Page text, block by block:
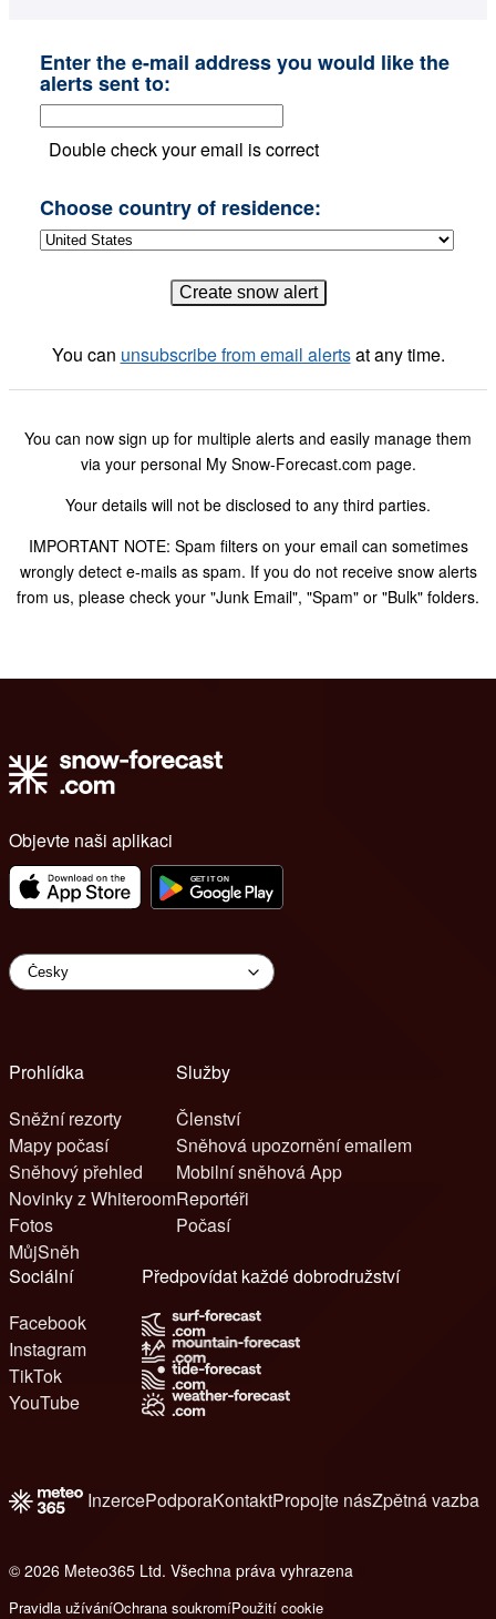
Enter the e-mail address you would like the
alerts sent to:
Double check your email is correct
Choose country of residence:
You can unsubscribe from email alertsat any time.
You can now sign up for multiple alerts and easily manage them
via your personal My Snow-Forecast.com page.
Your details will not be disclosed to any third parties.
IMPORTANT NOTE: Spam filters on your email can sometimes
wrongly detect e-mails as spam. If you do not receive snow alerts
from us, please check your "Junk Email", "Spam" or "Bulk" folders.
Objevte naši aplikaci
Prohlídka
Sněžní rezorty
Mapy počasí
Sněhový přehled
Novinky z Whiteroom
Fotos
MůjSněh
Služby
Členství
Sněhová upozornění emailem
Mobilní sněhová App
Reportéři
Počasí
Sociální
Facebook
Instagram
TikTok
YouTube
Předpovídat každé dobrodružství
InzercePodporaKontaktPropojte násZpětná vazba
© 2026 Meteo365 Ltd. Všechna práva vyhrazena
Pravidla užíváníOchrana soukromíPoužití cookie